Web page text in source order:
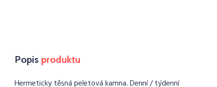
Popis produktu
Hermeticky těsná peletová kamna. Denní / týdenní